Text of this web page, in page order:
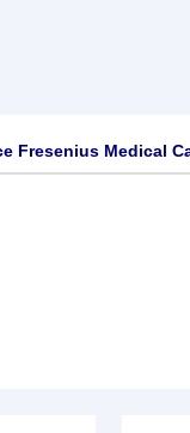
Fresenius Medical